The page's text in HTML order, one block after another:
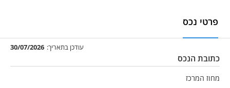
פרטי נכס
עודכן בתאריך: 30/07/2026
כתובת הנכס
מחוז המרכז